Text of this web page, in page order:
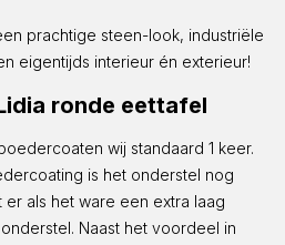
prachtige steen-look, industriële
eigentijds interieur én exterieur!
ronde eettafel
wij standaard 1 keer.
is het onderstel nog
als het ware een extra laag
Naast het voordeel in